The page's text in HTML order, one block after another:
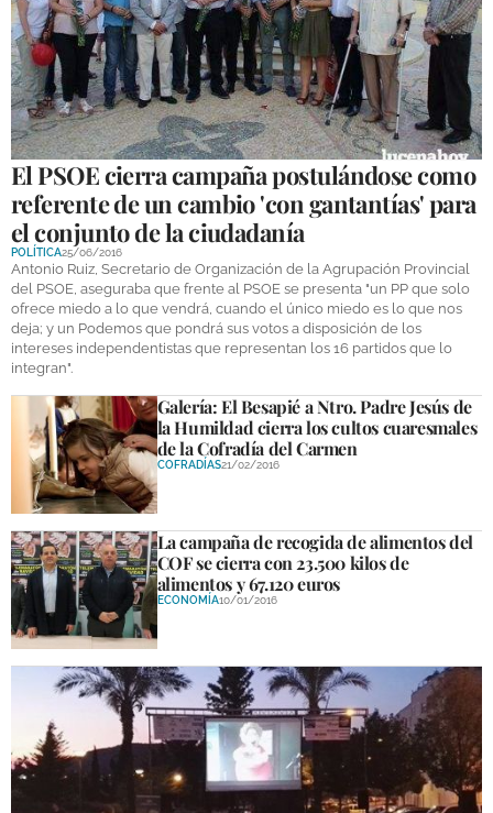
El PSOE cierra campaña postulándose como
referente de un cambio 'con gantantías' para
el conjunto de la ciudadanía
POLÍTICA25/06/2016
Antonio Ruiz, Secretario de Organización de la Agrupación Provincial
del PSOE, aseguraba que frente al PSOE se presenta "un PP que solo
ofrece miedo a lo que vendrá, cuando el único miedo es lo que nos
deja; y un Podemos que pondrá sus votos a disposición de los
intereses independentistas que representan los 16 partidos que lo
integran".
Galería: El Besapié a Ntro. Padre Jesús de
la Humildad cierra los cultos cuaresmales
de la Cofradía del Carmen
COFRADÍAS21/02/2016
La campaña de recogida de alimentos del
COF se cierra con 23.500 kilos de
alimentos y 67.120 euros
ECONOMÍA10/01/2016